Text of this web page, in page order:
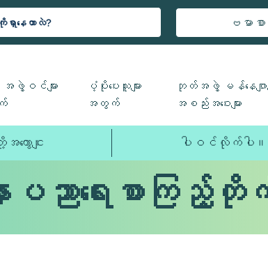
ဗမာစာ
အဖွဲ့ဝင်များ
ပံ့ပိုးပေးသူများ
အတွက်
ဘုတ်အဖွဲ့ မန်နေဂျာ
အစည်းအဝေးများ
ကွောငျး ပါဝင်လိုက်ပါ။
ပညာရေးစာကြည့်တို